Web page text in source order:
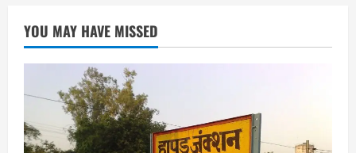
YOU MAY HAVE MISSED